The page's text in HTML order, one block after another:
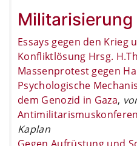
Militarisierung
Essays gegen den Krieg
Konfliktlösung Hrsg.
Massenprotest gegen
Psychologische
dem Genozid in Gaza,
Kaplan